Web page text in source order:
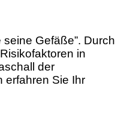
Gefäße”. Durch
in
der
erfahren Sie Ihr